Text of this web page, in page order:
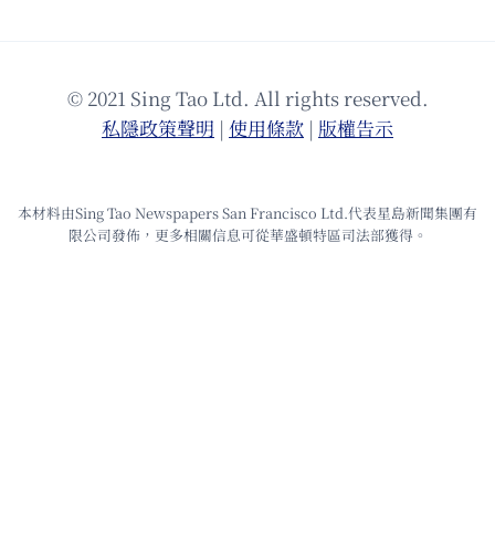
© 2021 Sing Tao Ltd. All rights reserved.
私隱政策聲明 | 使⽤條款 | 版權告⽰
本材料由Sing Tao Newspapers San Francisco Ltd.代表星島新聞集團有
限公司發佈，更多相關信息可從華盛頓特區司法部獲得。